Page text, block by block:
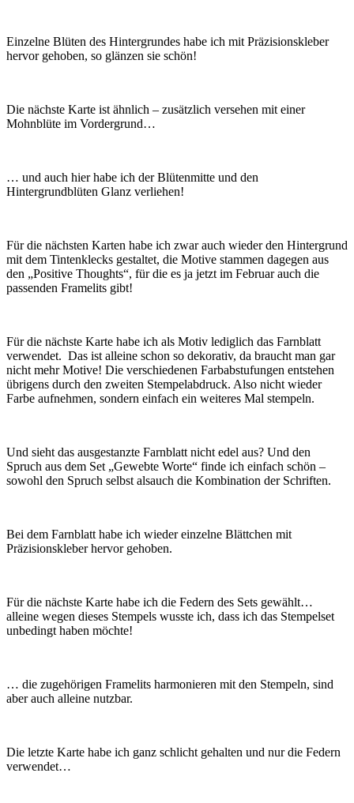
Einzelne Blüten des Hintergrundes habe ich mit Präzisionskleber
hervor gehoben, so glänzen sie schön!
Die nächste Karte ist ähnlich – zusätzlich versehen mit einer
Mohnblüte im Vordergrund…
… und auch hier habe ich der Blütenmitte und den
Hintergrundblüten Glanz verliehen!
Für die nächsten Karten habe ich zwar auch wieder den Hintergrund
mit dem Tintenklecks gestaltet, die Motive stammen dagegen aus
den „Positive Thoughts“, für die es ja jetzt im Februar auch die
passenden Framelits gibt!
Für die nächste Karte habe ich als Motiv lediglich das Farnblatt
verwendet. Das ist alleine schon so dekorativ, da braucht man gar
nicht mehr Motive! Die verschiedenen Farbabstufungen entstehen
übrigens durch den zweiten Stempelabdruck. Also nicht wieder
Farbe aufnehmen, sondern einfach ein weiteres Mal stempeln.
Und sieht das ausgestanzte Farnblatt nicht edel aus? Und den
Spruch aus dem Set „Gewebte Worte“ finde ich einfach schön –
sowohl den Spruch selbst alsauch die Kombination der Schriften.
Bei dem Farnblatt habe ich wieder einzelne Blättchen mit
Präzisionskleber hervor gehoben.
Für die nächste Karte habe ich die Federn des Sets gewählt…
alleine wegen dieses Stempels wusste ich, dass ich das Stempelset
unbedingt haben möchte!
… die zugehörigen Framelits harmonieren mit den Stempeln, sind
aber auch alleine nutzbar.
Die letzte Karte habe ich ganz schlicht gehalten und nur die Federn
verwendet…